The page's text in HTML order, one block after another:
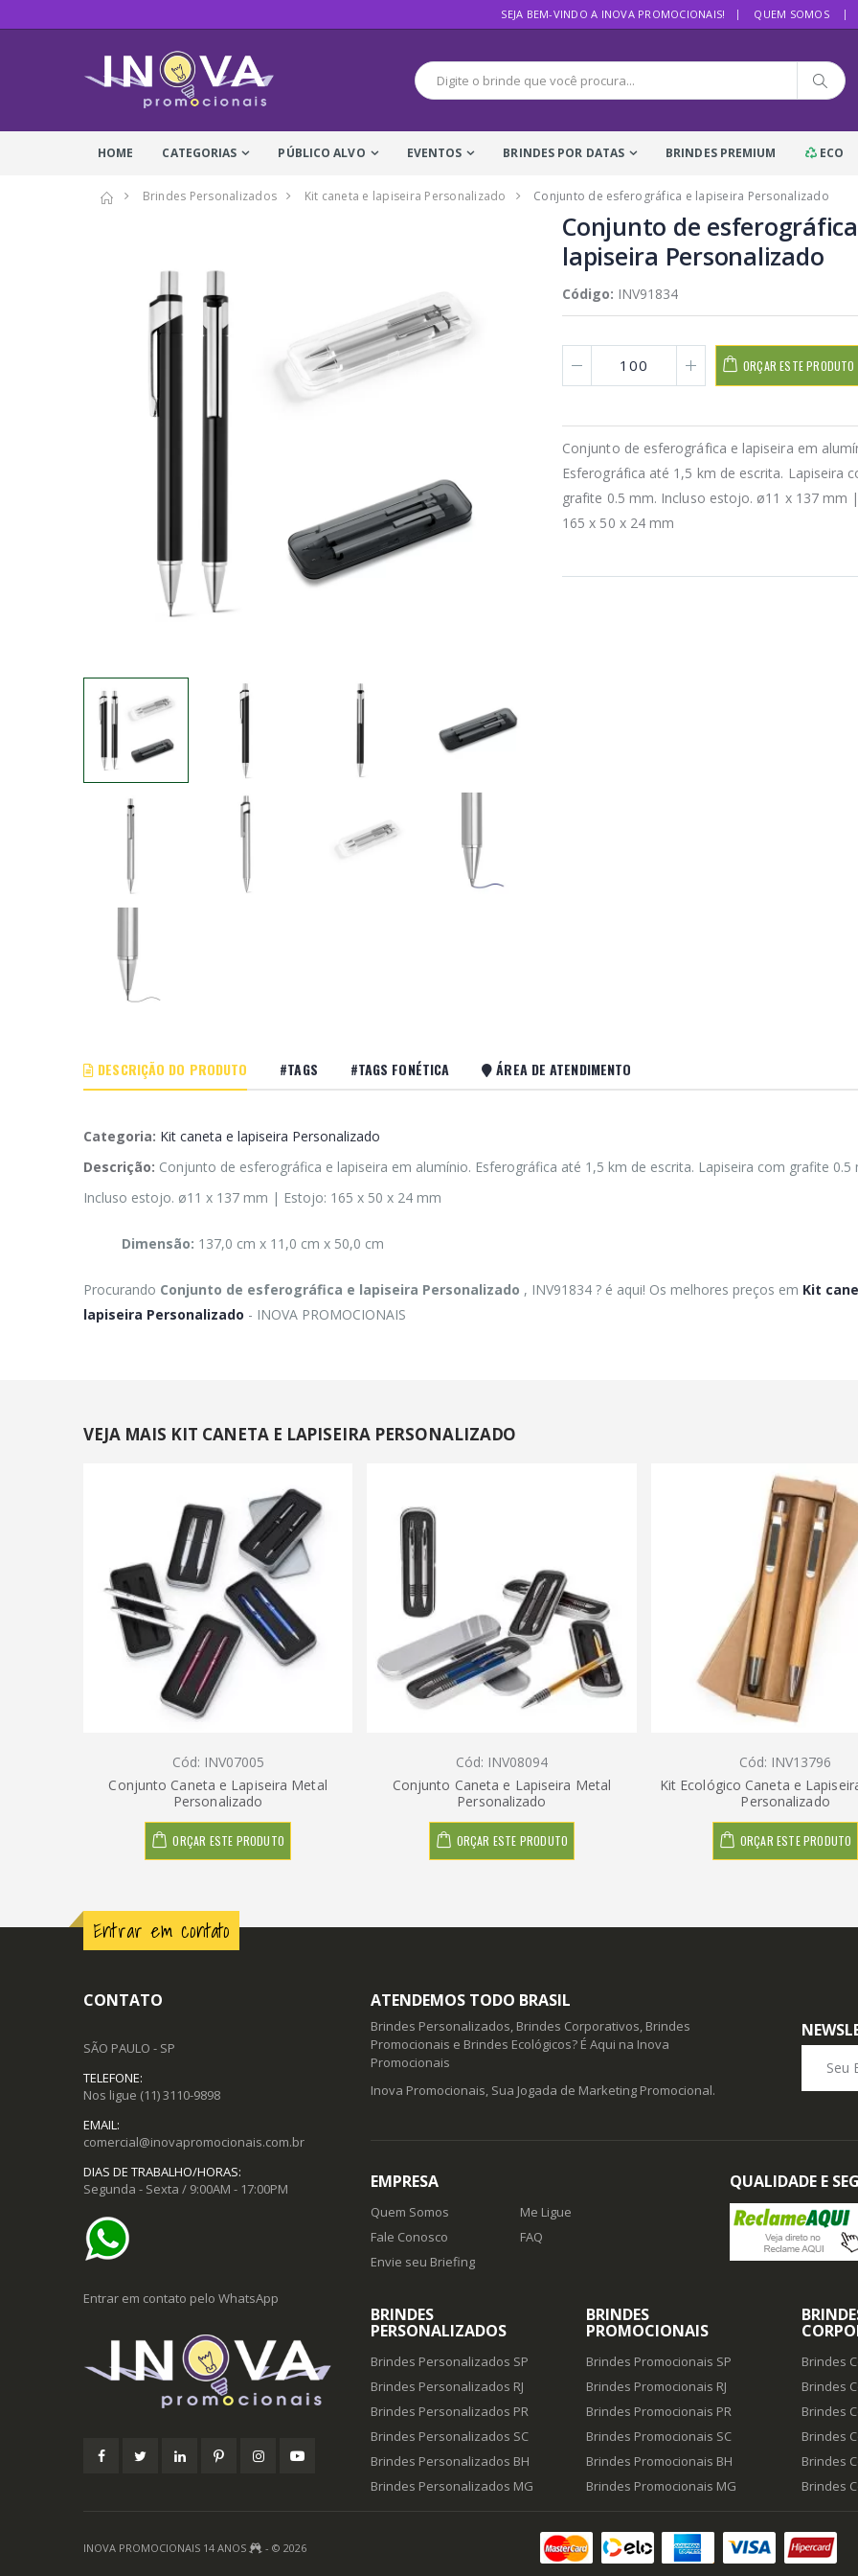
SEJA BEM-VINDO A INOVA PROMOCIONAIS! QUEM SOMOS
HOME CATEGORIAS PÚBLICO ALVO EVENTOS BRINDES POR DATAS BRINDES PREMIUM ECO
Brindes Personalizados Kit caneta e lapiseira Personalizado Conjunto de esferográfica e lapiseira Personalizado
Conjunto de
lapiseira Personalizado
Código: INV91834
ORÇAR ESTE PRODUTO
Conjunto de esferográfica e lapiseira em
Esferográfica até 1,5 km de escrita. Lapiseira
grafite 0.5 mm. Incluso estojo. ø11 x 137 mm
165 x 50 x 24 mm
DESCRIÇÃO DO PRODUTO #TAGS #TAGS FONÉTICA ÁREA DE ATENDIMENTO
Categoria: Kit caneta e lapiseira Personalizado
Descrição: Conjunto de esferográfica e lapiseira em alumínio. Esferográfica até 1,5 km de escrita. Lapiseira com grafite 0.5
Incluso estojo. ø11 x 137 mm | Estojo: 165 x 50 x 24 mm
Dimensão: 137,0 cm x 11,0 cm x 50,0 cm
Procurando Conjunto de esferográfica e lapiseira Personalizado , INV91834 ? é aqui! Os melhores preços em Kit
lapiseira Personalizado - INOVA PROMOCIONAIS
VEJA MAIS KIT CANETA E LAPISEIRA PERSONALIZADO
Cód: INV07005
Conjunto Caneta e Lapiseira Metal
Personalizado
ORÇAR ESTE PRODUTO
Cód: INV08094
Conjunto Caneta e Lapiseira Metal
Personalizado
ORÇAR ESTE PRODUTO
Cód: INV13796
Kit Ecológico Caneta e
Personalizado
ORÇAR ESTE PRODUTO
Entrar em contato
CONTATO
SÃO PAULO - SP
TELEFONE:
Nos ligue (11) 3110-9898
EMAIL:
comercial@inovapromocionais.com.br
DIAS DE TRABALHO/HORAS:
Segunda - Sexta / 9:00AM - 17:00PM
Entrar em contato pelo WhatsApp
ATENDEMOS TODO BRASIL
Brindes Personalizados, Brindes Corporativos, Brindes
Promocionais e Brindes Ecológicos? É Aqui na Inova
Promocionais
Inova Promocionais, Sua Jogada de Marketing Promocional.
EMPRESA
Quem Somos
Fale Conosco
Envie seu Briefing
Me Ligue
FAQ
QUALIDADE E
BRINDES
PERSONALIZADOS
Brindes Personalizados SP
Brindes Personalizados RJ
Brindes Personalizados PR
Brindes Personalizados SC
Brindes Personalizados BH
Brindes Personalizados MG
BRINDES
PROMOCIONAIS
Brindes Promocionais SP
Brindes Promocionais RJ
Brindes Promocionais PR
Brindes Promocionais SC
Brindes Promocionais BH
Brindes Promocionais MG
Brindes
Brindes
Brindes
Brindes
Brindes
Brindes
INOVA PROMOCIONAIS 14 ANOS - © 2026